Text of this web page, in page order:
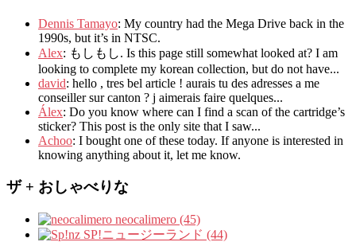
Dennis Tamayo: My country had the Mega Drive back in the
1990s, but it’s in NTSC.
Alex: もしもし. Is this page still somewhat looked at? I am
looking to complete my korean collection, but do not have...
david: hello , tres bel article ! aurais tu des adresses a me
conseiller sur canton ? j aimerais faire quelques...
Álex: Do you know where can I find a scan of the cartridge’s
sticker? This post is the only site that I saw...
Achoo: I bought one of these today. If anyone is interested in
knowing anything about it, let me know.
ザ + おしゃべりな
neocalimero (45)
SP!ニュージーランド (44)